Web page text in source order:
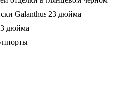
Galanthus 23 дюйма
дюйма